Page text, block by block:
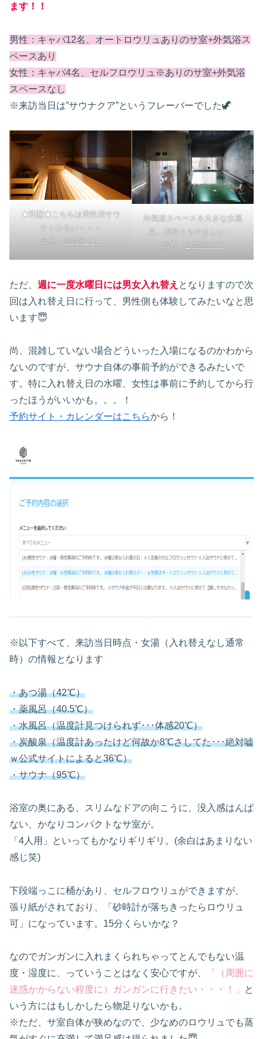
ます！！
男性：キャパ12名、オートロウリュありのサ室+外気浴ス
ペースあり
女性：キャパ4名、セルフロウリュ※ありのサ室+外気浴
スペースなし
※来訪当日は”サウナクア”というフレーバーでした🦖
★注意★こちらは男性用サウ
ナ！ひろい・・・
出典： 公式サイト
外気浴スペース＆大きな水風
呂。男性うらやましい･･･
出典： 公式サイト
ただ、 週に一度水曜日には男女入れ替え となりますので次
回は入れ替え日に行って、男性側も体験してみたいなと思
います😇
尚、混雑していない場合どういった入場になるのかわから
ないのですが、サウナ自体の事前予約ができるみたいで
す。特に入れ替え日の水曜、女性は事前に予約してから行
ったほうがいいかも。。。！
予約サイト・カレンダーはこちらから！
※以下すべて、来訪当日時点・女湯（入れ替えなし通常
時）の情報となります
・あつ湯（42℃）
・薬風呂（40.5℃）
・水風呂（温度計見つけられず･･･体感20℃）
・炭酸泉（温度計あったけど何故か8℃さしてた･･･絶対嘘
ｗ公式サイトによると36℃）
・サウナ（95℃）
浴室の奥にある、スリムなドアの向こうに、没入感はんぱ
ない、かなりコンパクトなサ室が。
「4人用」といってもかなりギリギリ。(余白はあまりない
感じ笑)
下段端っこに桶があり、セルフロウリュができますが、
張り紙がされており、「砂時計が落ちきったらロウリュ
可」になっています。15分くらいかな？
なのでガンガンに入れまくられちゃってとんでもない温
度・湿度に、っていうことはなく安心ですが、
「（周囲に
迷惑かからない程度に）ガンガンに行きたい・・・！」
と
いう方にはもしかしたら物足りないかも。
※ただ、サ室自体が狭めなので、少なめのロウリュでも蒸